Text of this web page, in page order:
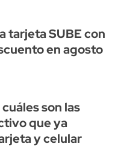
tarjeta SUBE con
en agosto
son las
que ya
y celular